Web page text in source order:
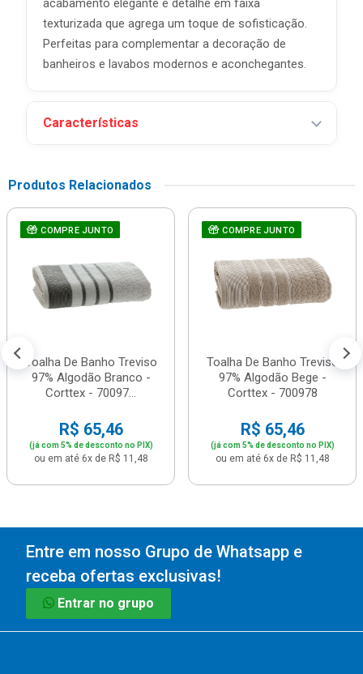
acabamento elegante e detalhe em faixa
texturizada que agrega um toque de sofisticação.
Perfeitas para complementar a decoração de
banheiros e lavabos modernos e aconchegantes.
Características
Produtos Relacionados
COMPRE JUNTO
Toalha De Banho Treviso
97% Algodão Branco -
Corttex - 70097...
R$ 65,46
(já com 5% de desconto no PIX)
ou em até 6x de R$ 11,48
COMPRE JUNTO
Toalha De Banho Treviso
97% Algodão Bege -
Corttex - 700978
R$ 65,46
(já com 5% de desconto no PIX)
ou em até 6x de R$ 11,48
Entre em nosso Grupo de Whatsapp e
receba ofertas exclusivas!
Entrar no grupo